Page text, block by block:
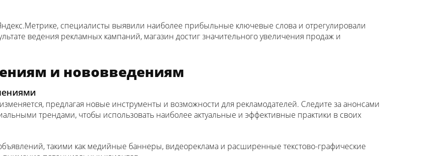
специалисты выявили наиболее прибыльные ключевые слова и отрегулировали
ведения рекламных кампаний, магазин достиг значительного увеличения продаж и
и нововведениям
предлагая новые инструменты и возможности для рекламодателей. Следите за анонсами
трендами, чтобы использовать наиболее актуальные и эффективные практики в своих
такими как медийные баннеры, видеореклама и расширенные текстово-графические